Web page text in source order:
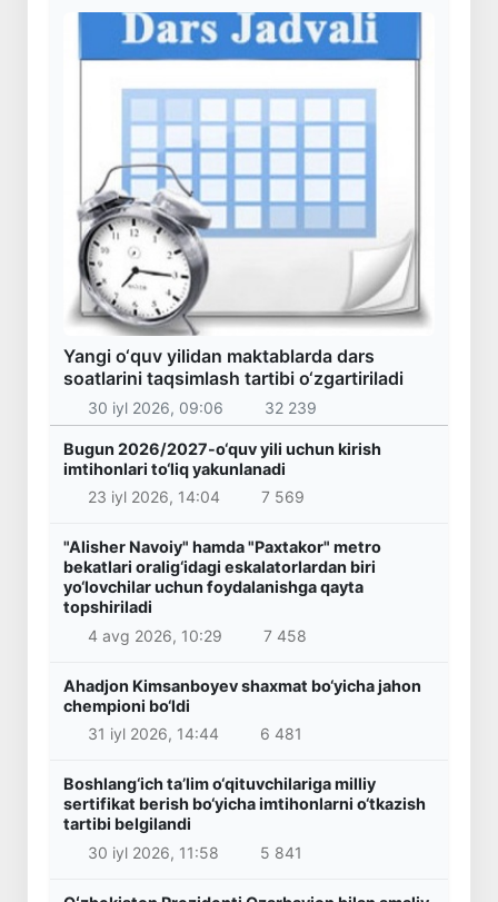
Yangi o‘quv yilidan maktablarda dars
soatlarini taqsimlash tartibi o‘zgartiriladi
30 iyl 2026, 09:06 32 239
Bugun 2026/2027-o‘quv yili uchun kirish
imtihonlari to‘liq yakunlanadi
23 iyl 2026, 14:04
7 569
"Alisher Navoiy" hamda "Paxtakor" metro
bekatlari oralig‘idagi eskalatorlardan biri
yo‘lovchilar uchun foydalanishga qayta
topshiriladi
4 avg 2026, 10:29
7 458
Ahadjon Kimsanboyev shaxmat bo‘yicha jahon
chempioni bo‘ldi
31 iyl 2026, 14:44
6 481
Boshlang‘ich ta’lim o‘qituvchilariga milliy
sertifikat berish bo‘yicha imtihonlarni o‘tkazish
tartibi belgilandi
30 iyl 2026, 11:58
5 841